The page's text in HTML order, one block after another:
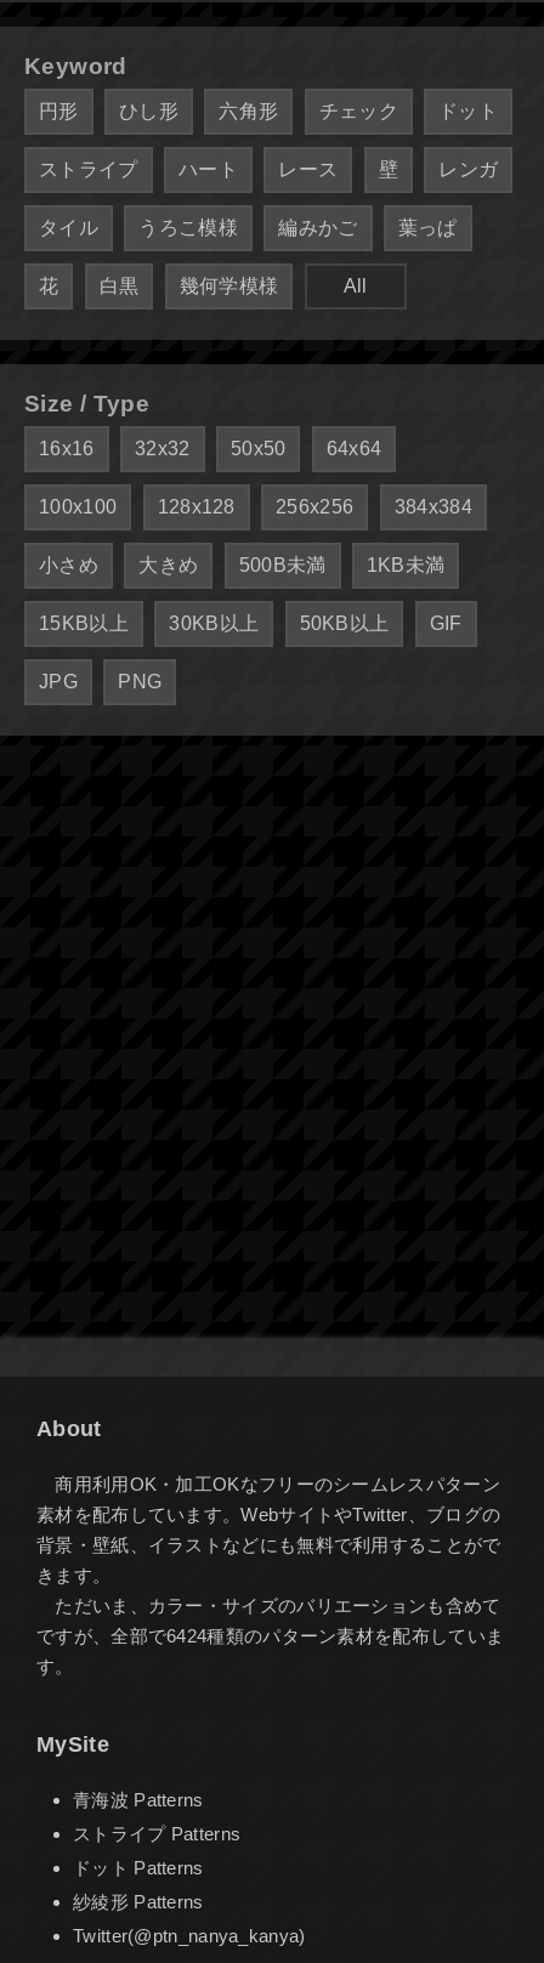
Keyword
円形 ひし形 六角形 チェック ドット
ストライプ ハート レース 壁 レンガ
タイル うろこ模様 編みかご 葉っぱ
花 白黒 幾何学模様 All
Size / Type
16x16 32x32 50x50 64x64
100x100 128x128 256x256 384x384
小さめ 大きめ 500B未満 1KB未満
15KB以上 30KB以上 50KB以上 GIF
JPG PNG
About
商用利用OK・加工OKなフリーのシームレスパターン
素材を配布しています。WebサイトやTwitter、ブログの
背景・壁紙、イラストなどにも無料で利用することがで
きます。
ただいま、カラー・サイズのバリエーションも含めて
ですが、全部で6424種類のパターン素材を配布していま
す。
MySite
青海波 Patterns
ストライプ Patterns
ドット Patterns
紗綾形 Patterns
Twitter(@ptn_nanya_kanya)